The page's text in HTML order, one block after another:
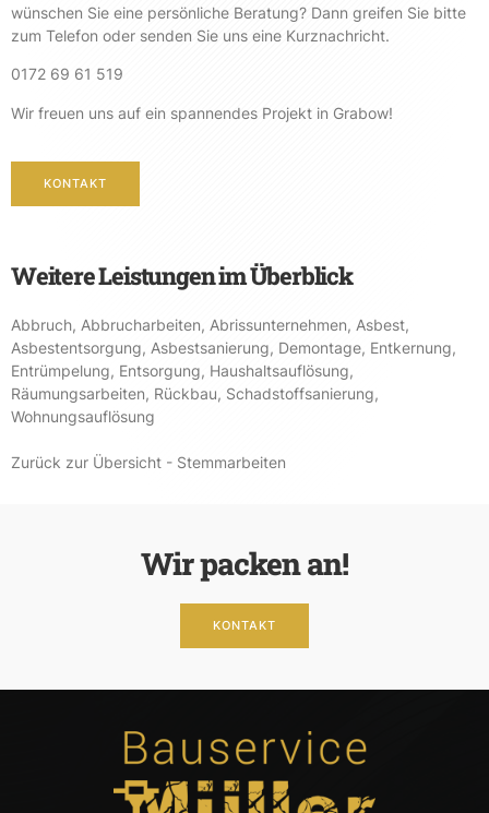
wünschen Sie eine persönliche Beratung? Dann greifen Sie bitte
zum Telefon oder senden Sie uns eine Kurznachricht.
0172 69 61 519
Wir freuen uns auf ein spannendes Projekt in Grabow!
KONTAKT
Weitere Leistungen im Überblick
Abbruch, Abbrucharbeiten, Abrissunternehmen, Asbest,
Asbestentsorgung, Asbestsanierung, Demontage, Entkernung,
Entrümpelung, Entsorgung, Haushaltsauflösung,
Räumungsarbeiten, Rückbau, Schadstoffsanierung,
Wohnungsauflösung
Zurück zur Übersicht - Stemmarbeiten
Wir packen an!
KONTAKT